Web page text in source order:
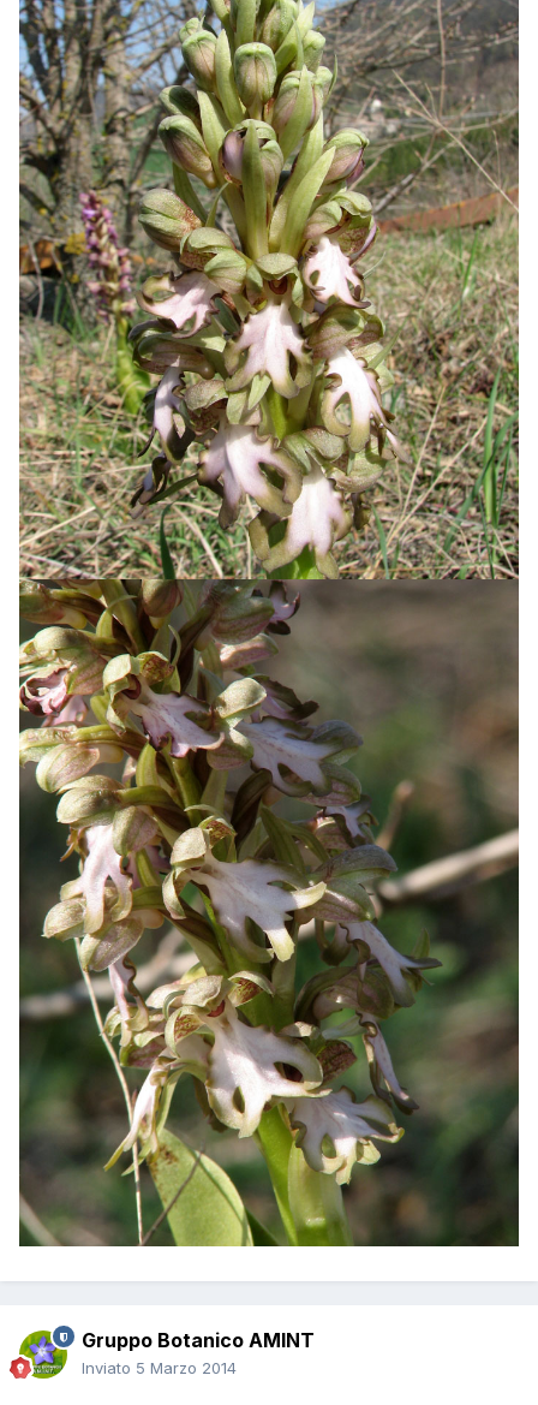
Gruppo Botanico AMINT
Inviato 5 Marzo 2014